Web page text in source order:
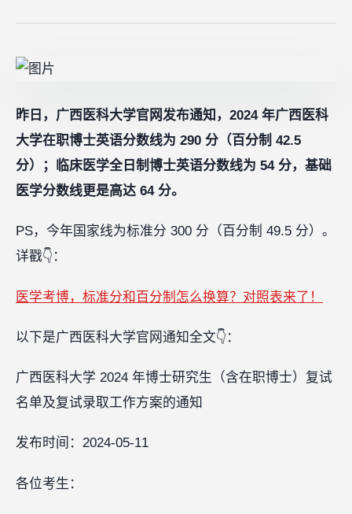
昨日，广西医科大学官网发布通知，2024 年广西医科
大学在职博士英语分数线为 290 分（百分制 42.5
分）
；临床医学全日制博士英语分数线为 54 分，基础
医学分数线更是高达 64 分。
PS，今年国家线为标准分 300 分（百分制 49.5 分）。
详戳👇：
医学考博，标准分和百分制怎么换算？对照表来了！
以下是广西医科大学官网通知全文👇：
广西医科大学 2024 年博士研究生（含在职博士）复试
名单及复试录取工作方案的通知
发布时间：2024-05-11
各位考生：